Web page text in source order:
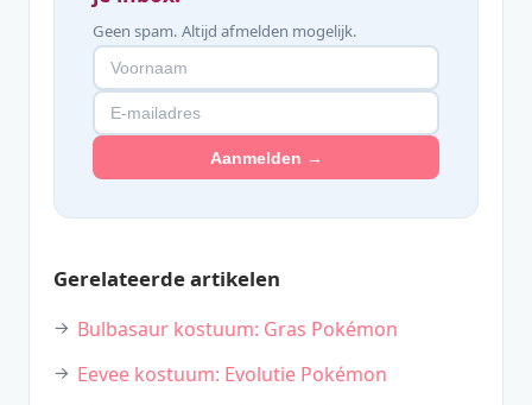
Geen spam. Altijd afmelden mogelijk.
Aanmelden →
Gerelateerde artikelen
Bulbasaur kostuum: Gras Pokémon
Eevee kostuum: Evolutie Pokémon